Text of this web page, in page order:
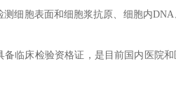
细胞表面和细胞浆抗原、细胞内DNA
临床检验资格证，是目前国内医院